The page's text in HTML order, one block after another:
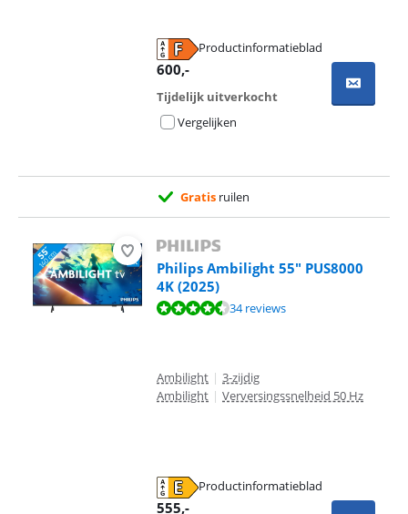
Productinformatieblad
600,-
Tijdelijk uitverkocht
Vergelijken
Gratis ruilen
Philips Ambilight 55" PUS8000
4K (2025)
Beoordeling is 8,5 van de 10, gebaseerd op 34 reviews.
34 reviews
Ambilight | 3-zijdig
Ambilight | Verversingssnelheid 50 Hz
Productinformatieblad
555,-